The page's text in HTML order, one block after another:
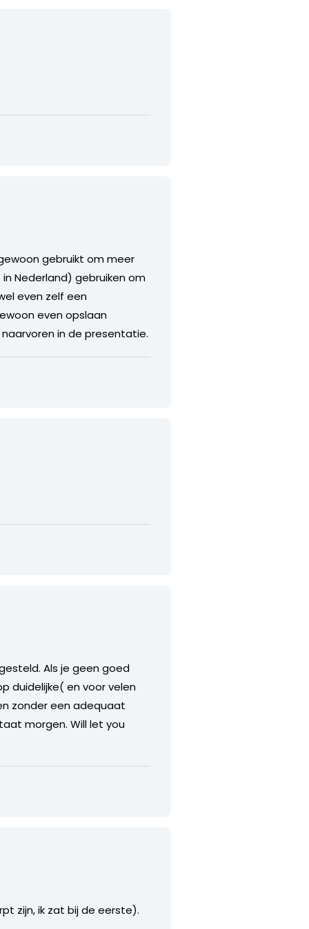
gebruikt om meer
Nederland) gebruiken om
even zelf een
even opslaan
in de presentatie.
Als je geen goed
duidelijke( en voor velen
zonder een adequaat
morgen. Will let you
zijn, ik zat bij de eerste).